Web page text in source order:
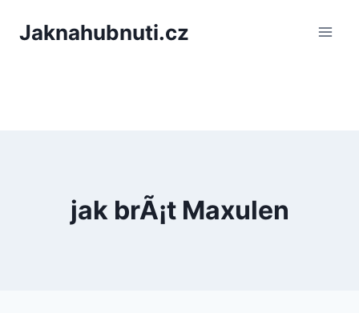
Jaknahubnuti.cz
jak brÃ¡t Maxulen